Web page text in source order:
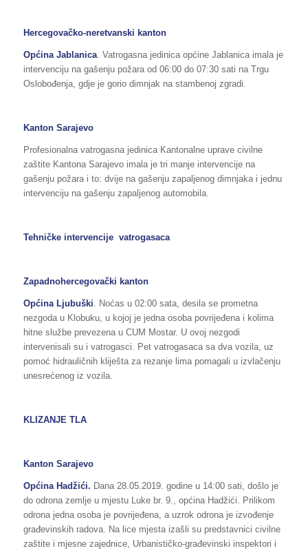
Hercegovačko-neretvanski kanton
Općina Jablanica. Vatrogasna jedinica općine Jablanica imala je
intervenciju na gašenju požara od 06:00 do 07:30 sati na Trgu
Oslobođenja, gdje je gorio dimnjak na stambenoj zgradi.
Kanton Sarajevo
Profesionalna vatrogasna jedinica Kantonalne uprave civilne
zaštite Kantona Sarajevo imala je tri manje intervencije na
gašenju požara i to: dvije na gašenju zapaljenog dimnjaka i jednu
intervenciju na gašenju zapaljenog automobila.
Tehničke intervencije vatrogasaca
Zapadnohercegovački kanton
Općina Ljubuški. Noćas u 02:00 sata, desila se prometna
nezgoda u Klobuku, u kojoj je jedna osoba povrijeđena i kolima
hitne službe prevezena u CUM Mostar. U ovoj nezgodi
intervenisali su i vatrogasci. Pet vatrogasaca sa dva vozila, uz
pomoć hidrauličnih kliješta za rezanje lima pomagali u izvlačenju
unesrećenog iz vozila.
KLIZANJE TLA
Kanton Sarajevo
Općina Hadžići. Dana 28.05.2019. godine u 14:00 sati, došlo je
do odrona zemlje u mjestu Luke br. 9., općina Hadžići. Prilikom
odrona jedna osoba je povrijeđena, a uzrok odrona je izvođenje
građevinskih radova. Na lice mjesta izašli su predstavnici civilne
zaštite i mjesne zajednice, Urbanističko-građevinski inspektori i